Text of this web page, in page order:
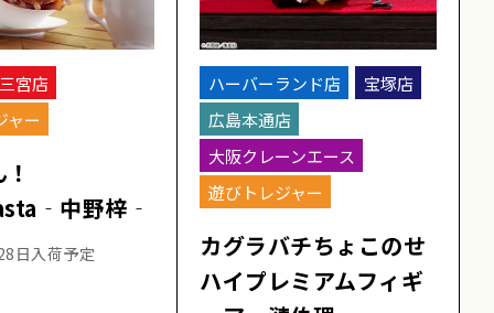
宮店
ャー
中野梓‐
日入荷予定
ハーバーランド店
宝塚店
広島本通店
大阪クレーンエース
遊びトレジャー
カグラバチちょこのせ
ハイプレミアムフィギ